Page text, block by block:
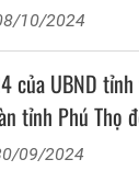
10/2024
của UBND
tỉnh Phú Thọ
09/2024